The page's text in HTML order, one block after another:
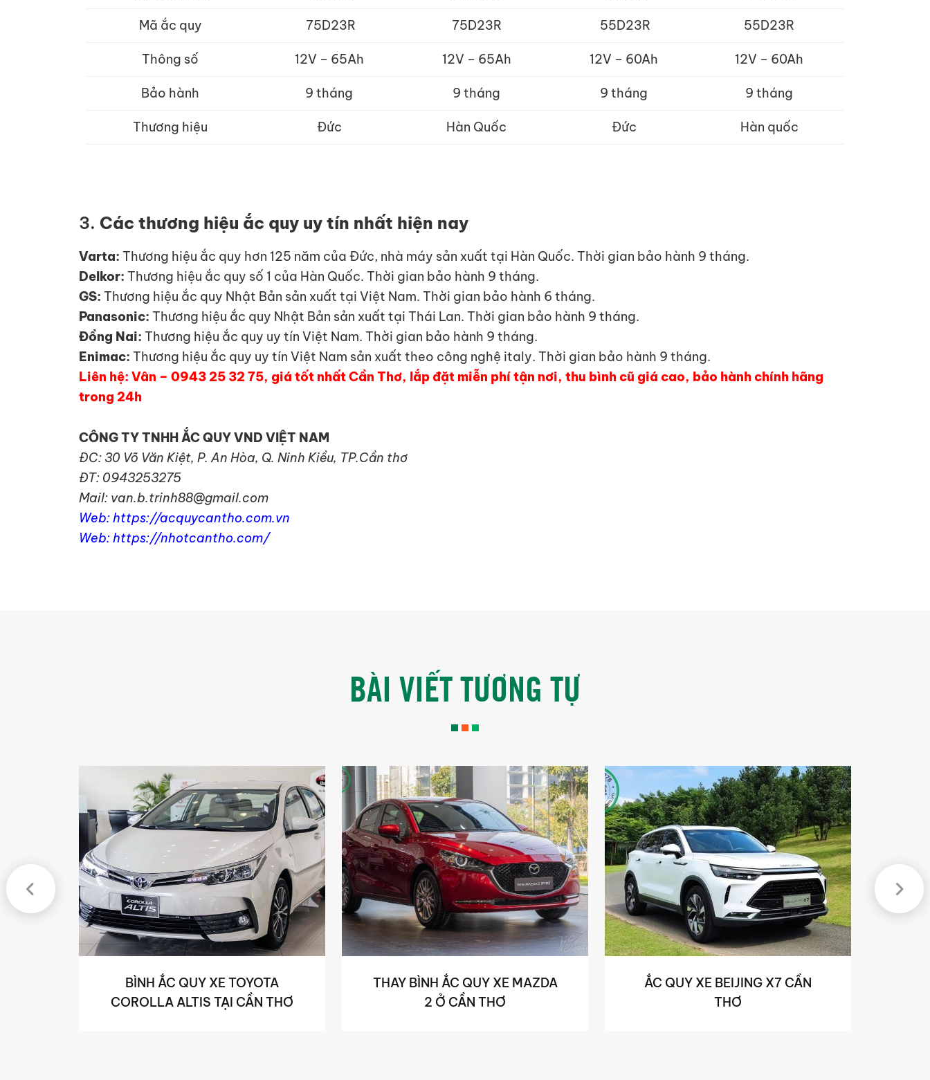
Mã ắc quy 75D23R 75D23R 55D23R 55D23R
Thông số 12V – 65Ah 12V – 65Ah 12V – 60Ah 12V – 60Ah
Bảo hành 9 tháng 9 tháng 9 tháng 9 tháng
Thương hiệu Đức Hàn Quốc Đức Hàn quốc
3. Các thương hiệu ắc quy uy tín nhất hiện nay
Varta: Thương hiệu ắc quy hơn 125 năm của Đức, nhà máy sản xuất tại Hàn Quốc. Thời gian bảo hành 9 tháng.
Delkor: Thương hiệu ắc quy số 1 của Hàn Quốc. Thời gian bảo hành 9 tháng.
GS: Thương hiệu ắc quy Nhật Bản sản xuất tại Việt Nam. Thời gian bảo hành 6 tháng.
Panasonic: Thương hiệu ắc quy Nhật Bản sản xuất tại Thái Lan. Thời gian bảo hành 9 tháng.
Đồng Nai: Thương hiệu ắc quy uy tín Việt Nam. Thời gian bảo hành 9 tháng.
Enimac: Thương hiệu ắc quy uy tín Việt Nam sản xuất theo công nghệ italy. Thời gian bảo hành 9 tháng.
Liên hệ: Vân – 0943 25 32 75, giá tốt nhất Cần Thơ, lắp đặt miễn phí tận nơi, thu bình cũ giá cao, bảo hành chính hãng
trong 24h
CÔNG TY TNHH ẮC QUY VND VIỆT NAM
ĐC: 30 Võ Văn Kiệt, P. An Hòa, Q. Ninh Kiều, TP.Cần thơ
ĐT: 0943253275
Mail: van.b.trinh88@gmail.com
Web: https://acquycantho.com.vn
Web: https://nhotcantho.com/
BÀI VIẾT TƯƠNG TỰ
BÌNH ẮC QUY XE TOYOTA
COROLLA ALTIS TẠI CẦN THƠ
THAY BÌNH ẮC QUY XE MAZDA
2 Ở CẦN THƠ
ẮC QUY XE BEIJING X7 CẦN
THƠ